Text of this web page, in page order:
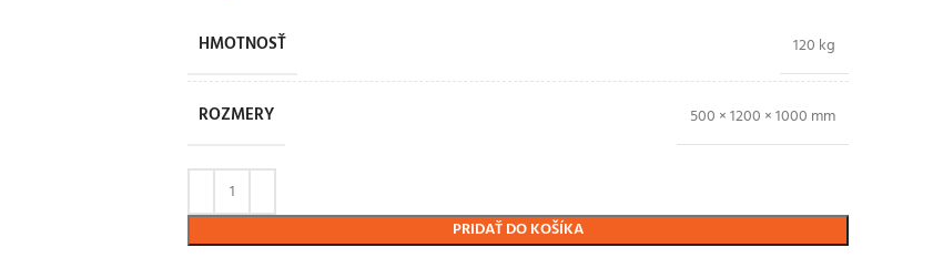
HMOTNOSŤ 120 kg
ROZMERY 500 × 1200 × 1000 mm
PRIDAŤ DO KOŠÍKA